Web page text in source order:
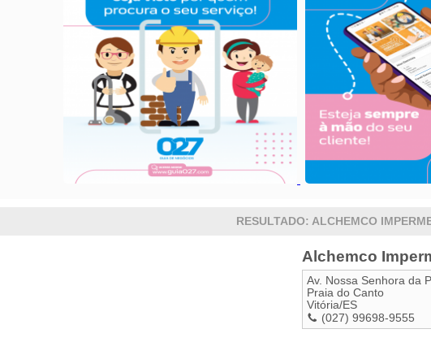
RESULTADO: ALCHEMCO
Alchemco
Av. Nossa Senhora da
Praia do Canto
Vitória/ES
(027) 99698-9555